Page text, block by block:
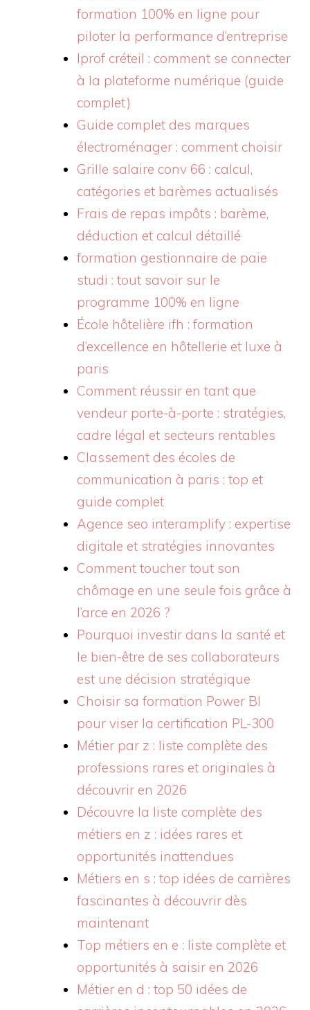
formation 100% en ligne pour
piloter la performance d’entreprise
Iprof créteil : comment se connecter
à la plateforme numérique (guide
complet)
Guide complet des marques
électroménager : comment choisir
Grille salaire conv 66 : calcul,
catégories et barèmes actualisés
Frais de repas impôts : barème,
déduction et calcul détaillé
formation gestionnaire de paie
studi : tout savoir sur le
programme 100% en ligne
École hôtelière ifh : formation
d’excellence en hôtellerie et luxe à
paris
Comment réussir en tant que
vendeur porte-à-porte : stratégies,
cadre légal et secteurs rentables
Classement des écoles de
communication à paris : top et
guide complet
Agence seo interamplify : expertise
digitale et stratégies innovantes
Comment toucher tout son
chômage en une seule fois grâce à
l’arce en 2026 ?
Pourquoi investir dans la santé et
le bien-être de ses collaborateurs
est une décision stratégique
Choisir sa formation Power BI
pour viser la certification PL-300
Métier par z : liste complète des
professions rares et originales à
découvrir en 2026
Découvre la liste complète des
métiers en z : idées rares et
opportunités inattendues
Métiers en s : top idées de carrières
fascinantes à découvrir dès
maintenant
Top métiers en e : liste complète et
opportunités à saisir en 2026
Métier en d : top 50 idées de